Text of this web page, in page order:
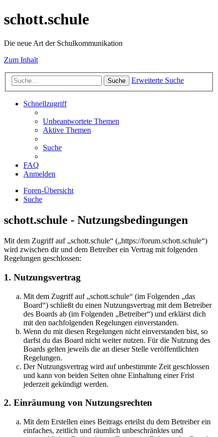
schott.schule
Die neue Art der Schulkommunikation
Zum Inhalt
Suche Erweiterte Suche
Schnellzugriff
Unbeantwortete Themen
Aktive Themen
Suche
FAQ
Anmelden
Foren-Übersicht
Suche
schott.schule - Nutzungsbedingungen
Mit dem Zugriff auf „schott.schule“ („https://forum.schott.schule“)
wird zwischen dir und dem Betreiber ein Vertrag mit folgenden
Regelungen geschlossen:
1. Nutzungsvertrag
Mit dem Zugriff auf „schott.schule“ (im Folgenden „das
Board“) schließt du einen Nutzungsvertrag mit dem Betreiber
des Boards ab (im Folgenden „Betreiber“) und erklärst dich
mit den nachfolgenden Regelungen einverstanden.
Wenn du mit diesen Regelungen nicht einverstanden bist, so
darfst du das Board nicht weiter nutzen. Für die Nutzung des
Boards gelten jeweils die an dieser Stelle veröffentlichten
Regelungen.
Der Nutzungsvertrag wird auf unbestimmte Zeit geschlossen
und kann von beiden Seiten ohne Einhaltung einer Frist
jederzeit gekündigt werden.
2. Einräumung von Nutzungsrechten
Mit dem Erstellen eines Beitrags erteilst du dem Betreiber ein
einfaches, zeitlich und räumlich unbeschränktes und